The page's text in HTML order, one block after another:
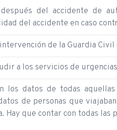
del accidente de
del accidente en caso
de la Guardia Civil
a los servicios de
los datos de todas
de personas que
Hay que contar con todas las